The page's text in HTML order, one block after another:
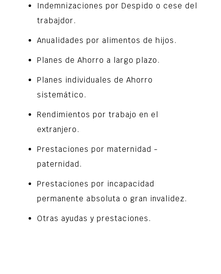
Indemnizaciones por Despido o cese del
trabajdor.
Anualidades por alimentos de hijos.
Planes de Ahorro a largo plazo.
Planes individuales de Ahorro
sistemático.
Rendimientos por trabajo en el
extranjero.
Prestaciones por maternidad -
paternidad.
Prestaciones por incapacidad
permanente absoluta o gran invalidez.
Otras ayudas y prestaciones.